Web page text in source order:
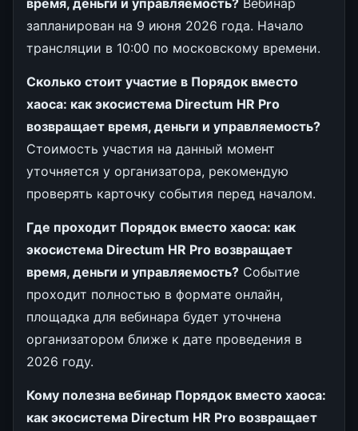
время, деньги и управляемость? Вебинар
запланирован на 9 июня 2026 года. Начало
трансляции в 10:00 по московскому времени.
Сколько стоит участие в Порядок вместо
хаоса: как экосистема Directum HR Pro
возвращает время, деньги и управляемость?
Стоимость участия на данный момент
уточняется у организатора, рекомендую
проверять карточку события перед началом.
Где проходит Порядок вместо хаоса: как
экосистема Directum HR Pro возвращает
время, деньги и управляемость? Событие
проходит полностью в формате онлайн,
площадка для вебинара будет уточнена
организатором ближе к дате проведения в
2026 году.
Кому полезна вебинар Порядок вместо хаоса:
как экосистема Directum HR Pro возвращает